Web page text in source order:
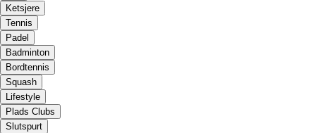
Ketsjere
Tennis
Padel
Badminton
Bordtennis
Squash
Lifestyle
Plads Clubs
Slutspurt